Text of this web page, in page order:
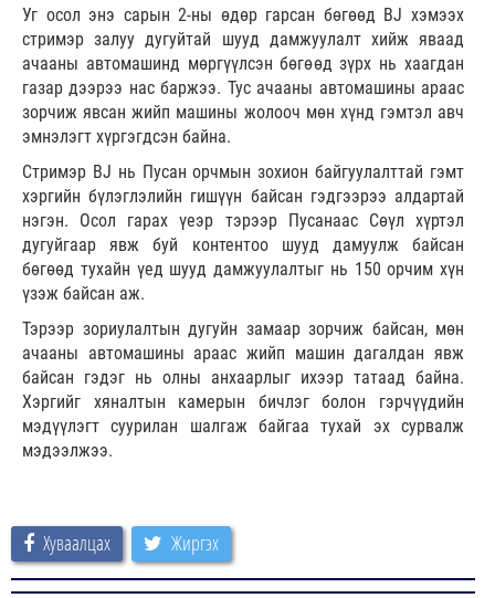
Уг осол энэ сарын 2-ны өдөр гарсан бөгөөд BJ хэмээх
стримэр залуу дугуйтай шууд дамжуулалт хийж яваад
ачааны автомашинд мөргүүлсэн бөгөөд зүрх нь хаагдан
газар дээрээ нас баржээ. Тус ачааны автомашины араас
зорчиж явсан жийп машины жолооч мөн хүнд гэмтэл авч
эмнэлэгт хүргэгдсэн байна.
Стримэр BJ нь Пусан орчмын зохион байгуулалттай гэмт
хэргийн бүлэглэлийн гишүүн байсан гэдгээрээ алдартай
нэгэн. Осол гарах үеэр тэрээр Пусанаас Сөүл хүртэл
дугуйгаар явж буй контентоо шууд дамуулж байсан
бөгөөд тухайн үед шууд дамжуулалтыг нь 150 орчим хүн
үзэж байсан аж.
Тэрээр зориулалтын дугуйн замаар зорчиж байсан, мөн
ачааны автомашины араас жийп машин дагалдан явж
байсан гэдэг нь олны анхаарлыг ихээр татаад байна.
Хэргийг хяналтын камерын бичлэг болон гэрчүүдийн
мэдүүлэгт суурилан шалгаж байгаа тухай эх сурвалж
мэдээлжээ.
Хуваалцах Жиргэх